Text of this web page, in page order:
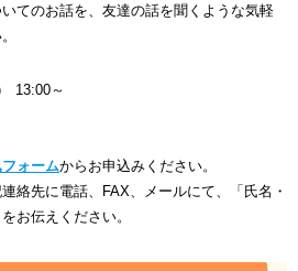
てのお話を、友達の話を聞くような気軽
13:00～
ォームからお申込みください。
絡先に電話、FAX、メールにて、「氏名・
お伝えください。